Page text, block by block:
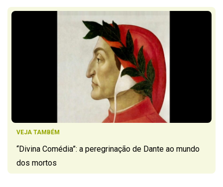
VEJA TAMBÉM
“Divina Comédia”: a peregrinação de Dante ao mundo
dos mortos